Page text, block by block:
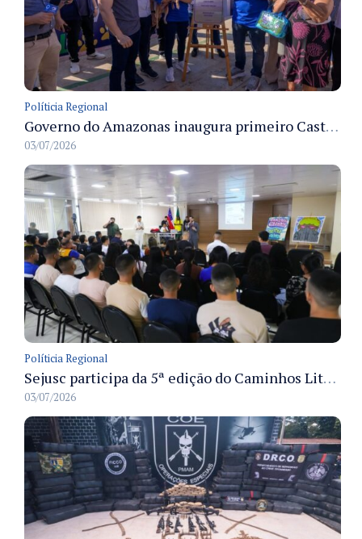
Políticia Regional
Governo do Amazonas inaugura primeiro Castramóvel Fluvial para atendimento veterinário às comunidades ribeirinhas e castração gratuita
03/07/2026
Políticia Regional
Sejusc participa da 5ª edição do Caminhos Literários com foco na cultura hip-hop nas unidades socioeducativas
03/07/2026